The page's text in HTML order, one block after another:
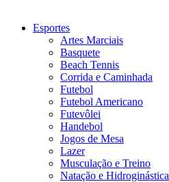
Esportes
Artes Marciais
Basquete
Beach Tennis
Corrida e Caminhada
Futebol
Futebol Americano
Futevôlei
Handebol
Jogos de Mesa
Lazer
Musculação e Treino
Natação e Hidroginástica